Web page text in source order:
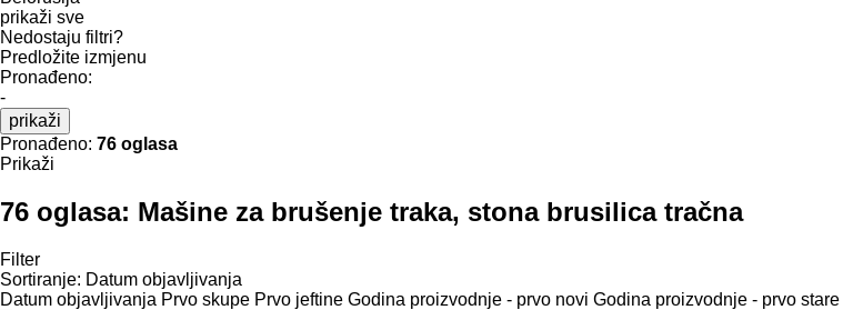
prikaži sve
Nedostaju filtri?
Predložite izmjenu
Pronađeno:
-
prikaži
Pronađeno: 76 oglasa
Prikaži
76 oglasa: Mašine za brušenje traka, stona brusilica tračna
Filter
Sortiranje: Datum objavljivanja
Datum objavljivanja Prvo skupe Prvo jeftine Godina proizvodnje - prvo novi Godina proizvodnje - prvo stare